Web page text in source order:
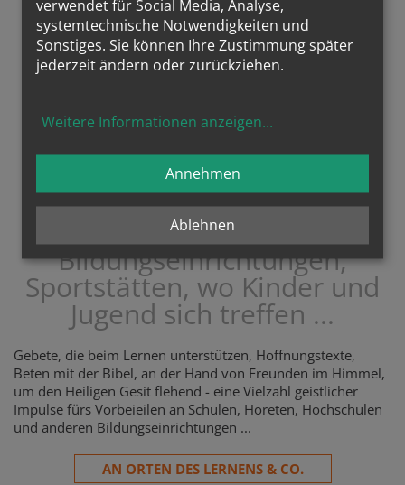
An Hoffnungsorten, wie
Bildungseinrichtungen,
Sportstätten, wo Kinder und
Jugend sich treffen ...
Gebete, die beim Lernen unterstützen, Hoffnungstexte,
Beten mit der Bibel, an der Hand von Freunden im Himmel,
um den Heiligen Gesit flehend - eine Vielzahl geistlicher
Impulse fürs Vorbeieilen an Schulen, Horeten, Hochschulen
und anderen Bildungseinrichtungen ...
AN ORTEN DES LERNENS & CO.
verwendet für Social Media, Analyse,
systemtechnische Notwendigkeiten und
Sonstiges. Sie können Ihre Zustimmung später
jederzeit ändern oder zurückziehen.
Weitere Informationen anzeigen...
Ablehnen
Annehmen